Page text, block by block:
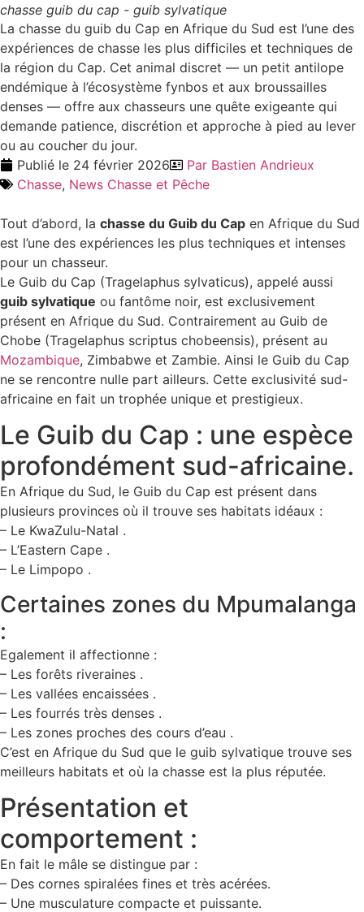
chasse guib du cap - guib sylvatique
La chasse du guib du Cap en Afrique du Sud est l’une des
expériences de chasse les plus difficiles et techniques de
la région du Cap. Cet animal discret — un petit antilope
endémique à l’écosystème fynbos et aux broussailles
denses — offre aux chasseurs une quête exigeante qui
demande patience, discrétion et approche à pied au lever
ou au coucher du jour.
Publié le 24 février 2026 Par Bastien Andrieux
Chasse, News Chasse et Pêche
Tout d’abord, la chasse du Guib du Cap en Afrique du Sud
est l’une des expériences les plus techniques et intenses
pour un chasseur.
Le Guib du Cap (Tragelaphus sylvaticus), appelé aussi
guib sylvatique ou fantôme noir, est exclusivement
présent en Afrique du Sud. Contrairement au Guib de
Chobe (Tragelaphus scriptus chobeensis), présent au
Mozambique, Zimbabwe et Zambie. Ainsi le Guib du Cap
ne se rencontre nulle part ailleurs. Cette exclusivité sud-
africaine en fait un trophée unique et prestigieux.
Le Guib du Cap : une espèce
profondément sud-africaine.
En Afrique du Sud, le Guib du Cap est présent dans
plusieurs provinces où il trouve ses habitats idéaux :
– Le KwaZulu-Natal .
– L’Eastern Cape .
– Le Limpopo .
Certaines zones du Mpumalanga
:
Egalement il affectionne :
– Les forêts riveraines .
– Les vallées encaissées .
– Les fourrés très denses .
– Les zones proches des cours d’eau .
C’est en Afrique du Sud que le guib sylvatique trouve ses
meilleurs habitats et où la chasse est la plus réputée.
Présentation et
comportement :
En fait le mâle se distingue par :
– Des cornes spiralées fines et très acérées.
– Une musculature compacte et puissante.